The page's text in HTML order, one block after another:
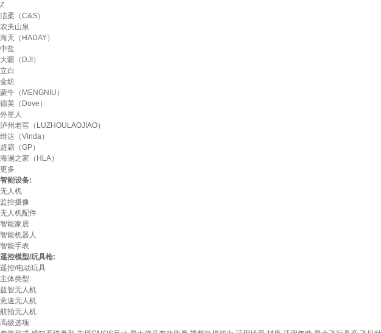
Z
洁柔（C&S）
农夫山泉
海天（HADAY）
中盐
大疆（DJI）
立白
金纺
蒙牛（MENGNIU）
德芙（Dove）
外星人
泸州老窖（LUZHOULAOJIAO）
维达（Vinda）
超霸（GP）
海澜之家（HLA）
更多
智能设备:
无人机
监控摄像
无人机配件
智能家居
智能机器人
智能手表
遥控模型/玩具枪:
遥控/电动玩具
主体类型:
益智无人机
竞速无人机
航拍无人机
高级选项: